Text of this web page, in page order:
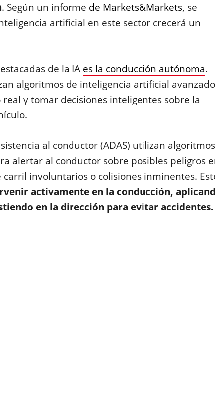
. Según un informe de Markets&Markets, se
artificial en este sector crecerá un
de la IA es la conducción autónoma.
algoritmos de inteligencia artificial
y tomar decisiones inteligentes sobre la
al conductor (ADAS) utilizan algoritmos
alertar al conductor sobre posibles peligros
involuntarios o colisiones inminentes.
activamente en la conducción,
en la dirección para evitar accidentes.